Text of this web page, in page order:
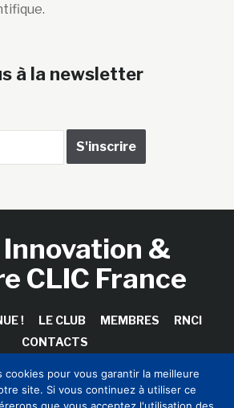
à la newsletter
Innovation &
CLIC France
! LE CLUB MEMBRES
RNCI
CONTACTS
cookies pour vous garantir la meilleure
site. Si vous continuez à utiliser ce